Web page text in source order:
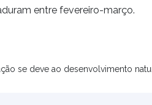
entre fevereiro-março.
se deve ao desenvolvimento